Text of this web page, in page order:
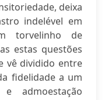
deixa
indelével em
torvelinho de
estas questões
vê dividido entre
fidelidade a um
admoestação